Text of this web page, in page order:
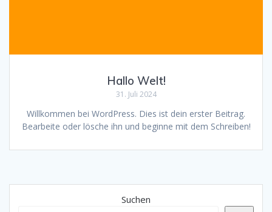
Hallo Welt!
31. Juli 2024
Willkommen bei WordPress. Dies ist dein erster Beitrag.
Bearbeite oder lösche ihn und beginne mit dem Schreiben!
Suchen